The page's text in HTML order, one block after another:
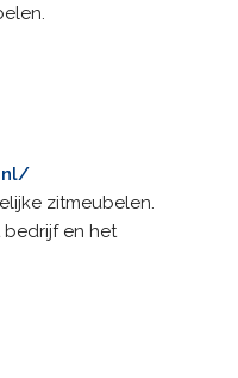
zitmeubelen.
en het